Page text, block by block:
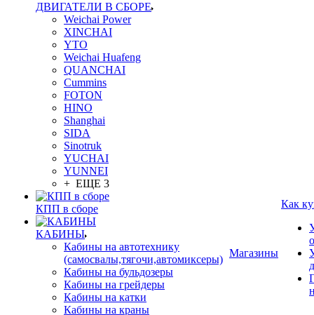
ДВИГАТЕЛИ В СБОРЕ
Weichai Power
XINCHAI
YTO
Weichai Huafeng
QUANCHAI
Cummins
FOTON
HINO
Shanghai
SIDA
Sinotruk
YUCHAI
YUNNEI
+ ЕЩЕ 3
КПП в сборе
КАБИНЫ
Кабины на автотехнику
(самосвалы,тягочи,автомиксеры)
Кабины на бульдозеры
Кабины на грейдеры
Кабины на катки
Кабины на краны
Магазины
Как